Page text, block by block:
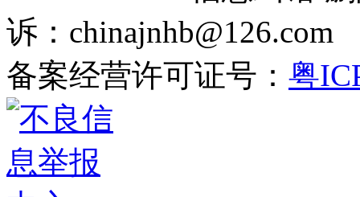
诉：
备案经营许可证号： 粤